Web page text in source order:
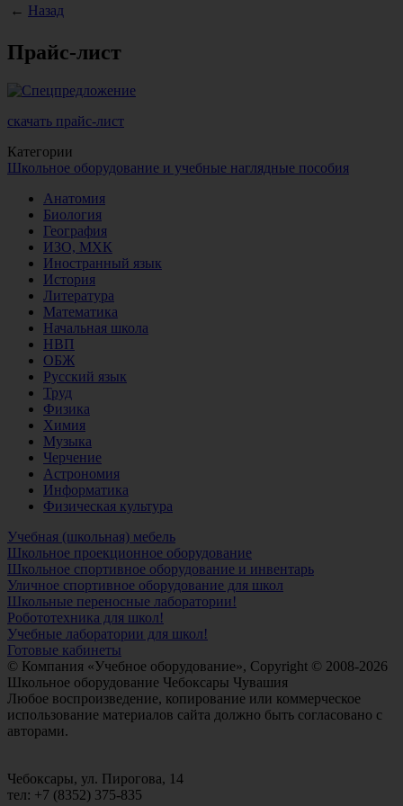
← Назад
Прайс-лист
скачать прайс-лист
Категории
Школьное оборудование и учебные наглядные пособия
Анатомия
Биология
География
ИЗО, МХК
Иностранный язык
История
Литература
Математика
Начальная школа
НВП
ОБЖ
Русский язык
Труд
Физика
Химия
Музыка
Черчение
Астрономия
Информатика
Физическая культура
Учебная (школьная) мебель
Школьное проекционное оборудование
Школьное спортивное оборудование и инвентарь
Уличное спортивное оборудование для школ
Школьные переносные лаборатории!
Робототехника для школ!
Учебные лаборатории для школ!
Готовые кабинеты
© Компания «Учебное оборудование», Copyright © 2008-2026
Школьное оборудование Чебоксары Чувашия
Любое воспроизведение, копирование или коммерческое
использование материалов сайта должно быть согласовано с
авторами.
Чебоксары, ул. Пирогова, 14
тел: +7 (8352) 375-835